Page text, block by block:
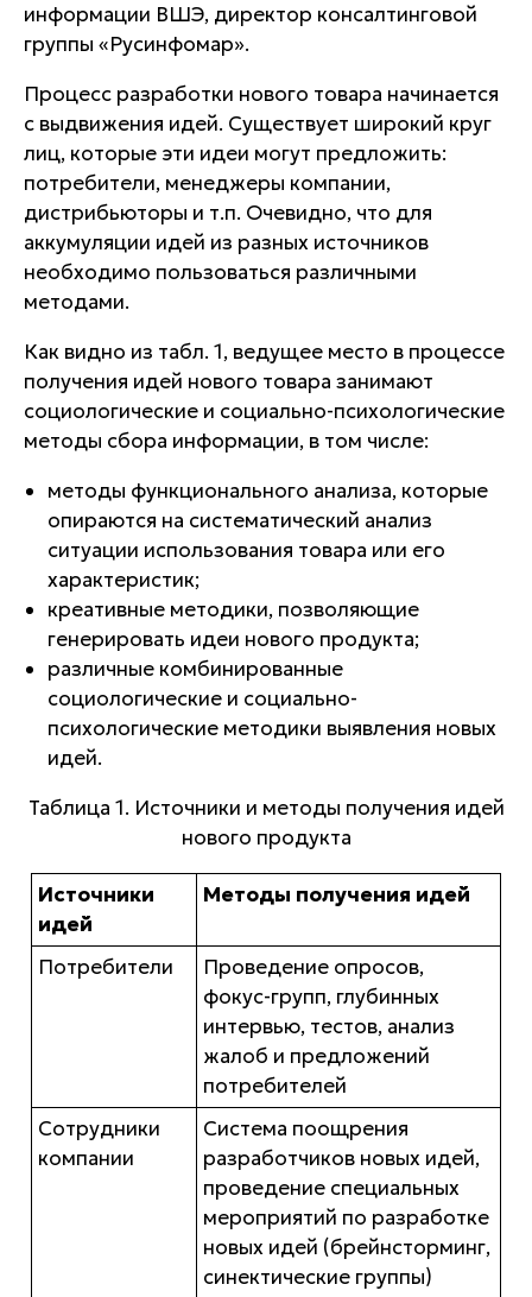
информации BШЭ, директор консалтинговой
группы «Pycинфoмap».
Процесс разработки нового товара начинается
с выдвижения идей. Существует широкий круг
лиц, которые эти идеи могут предложить:
потребители, менеджеры компании,
дистрибьюторы и т.п. Очевидно, что для
аккумуляции идей из разных источников
необходимо пользоваться различными
методами.
Как видно из табл. 1, ведущее место в процессе
получения идей нового товара занимают
социологические и социально-психологические
методы сбора информации, в том числе:
методы функционального анализа, которые
опираются на систематический анализ
ситуации использования товара или его
характеристик;
креативные методики, позволяющие
генерировать идеи нового продукта;
различные комбинированные
социологические и социально-
психологические методики выявления новых
идей.
Таблица 1. Источники и методы получения идей
нового продукта
Источники
идей
Методы получения идей
Потребители
Проведение опросов,
фокус-групп, глубинных
интервью, тестов, анализ
жалоб и предложений
потребителей
Сотрудники
компании
Система поощрения
разработчиков новых идей,
проведение специальных
мероприятий по разработке
новых идей (брейнсторминг,
синектические группы)